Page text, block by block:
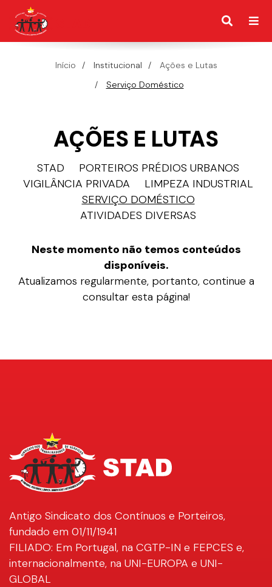
Início Institucional
Ações e Lutas
Serviço Doméstico
AÇÕES E LUTAS
STAD
PORTEIROS PRÉDIOS URBANOS
VIGILÂNCIA PRIVADA
LIMPEZA INDUSTRIAL
SERVIÇO DOMÉSTICO
ATIVIDADES DIVERSAS
Neste momento não temos conteúdos
disponíveis.
Atualizamos regularmente, portanto, continue a
consultar esta página!
Antigo Sindicato dos Contínuos e Porteiros,
fundado em 01/11/1941
FILIADO: Em Portugal, na CGTP-IN e FEPCES e,
internacionalmente, na UNI-EUROPA e UNI-
GLOBAL